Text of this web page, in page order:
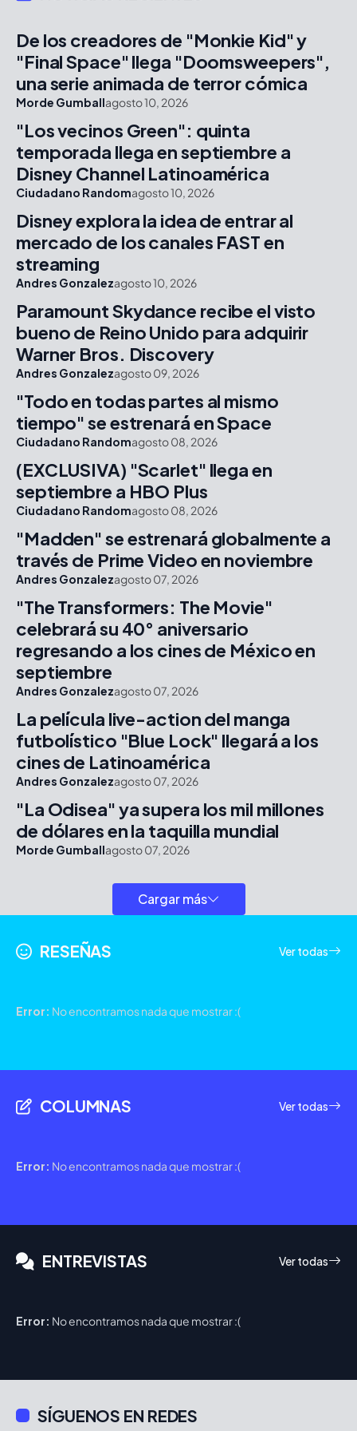
De los creadores de "Monkie Kid" y
"Final Space" llega "Doomsweepers",
una serie animada de terror cómica
Morde Gumballagosto 10, 2026
"Los vecinos Green": quinta
temporada llega en septiembre a
Disney Channel Latinoamérica
Ciudadano Randomagosto 10, 2026
Disney explora la idea de entrar al
mercado de los canales FAST en
streaming
Andres Gonzalezagosto 10, 2026
Paramount Skydance recibe el visto
bueno de Reino Unido para adquirir
Warner Bros. Discovery
Andres Gonzalezagosto 09, 2026
"Todo en todas partes al mismo
tiempo" se estrenará en Space
Ciudadano Randomagosto 08, 2026
(EXCLUSIVA) "Scarlet" llega en
septiembre a HBO Plus
Ciudadano Randomagosto 08, 2026
"Madden" se estrenará globalmente a
través de Prime Video en noviembre
Andres Gonzalezagosto 07, 2026
"The Transformers: The Movie"
celebrará su 40° aniversario
regresando a los cines de México en
septiembre
Andres Gonzalezagosto 07, 2026
La película live-action del manga
futbolístico "Blue Lock" llegará a los
cines de Latinoamérica
Andres Gonzalezagosto 07, 2026
"La Odisea" ya supera los mil millones
de dólares en la taquilla mundial
Morde Gumballagosto 07, 2026
Cargar más
RESEÑAS Ver todas
Error: No encontramos nada que mostrar :(
COLUMNAS Ver todas
Error: No encontramos nada que mostrar :(
ENTREVISTAS Ver todas
Error: No encontramos nada que mostrar :(
SÍGUENOS EN REDES